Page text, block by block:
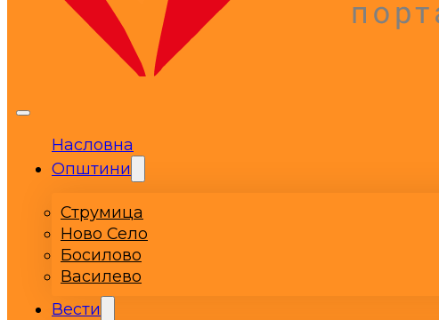
Насловна
Општини
Струмица
Ново Село
Босилово
Василево
Вести